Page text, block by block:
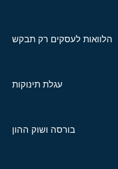
הלוואות לעסקים רק תבקש
עגלת תינוקות
בורסה ושוק ההון